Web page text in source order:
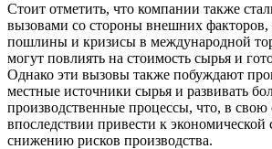
Стоит отметить, что компании также
вызовами со стороны внешних факторов,
пошлины и кризисы в международной
могут повлиять на стоимость сырья и
Однако эти вызовы также побуждают
местные источники сырья и развивать
производственные процессы, что, в свою
впоследствии привести к экономической
снижению рисков производства.